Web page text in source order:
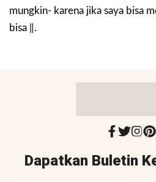
mungkin- karena jika saya bisa
bisa ‍‌‍‍‌‍‌‍‍‌‍‌‍‍‍‍‍‍‍‍‍‍‍‍‍‍‍‍‍‍‍‍‍‍‍‍‖.
Dapatkan Buletin